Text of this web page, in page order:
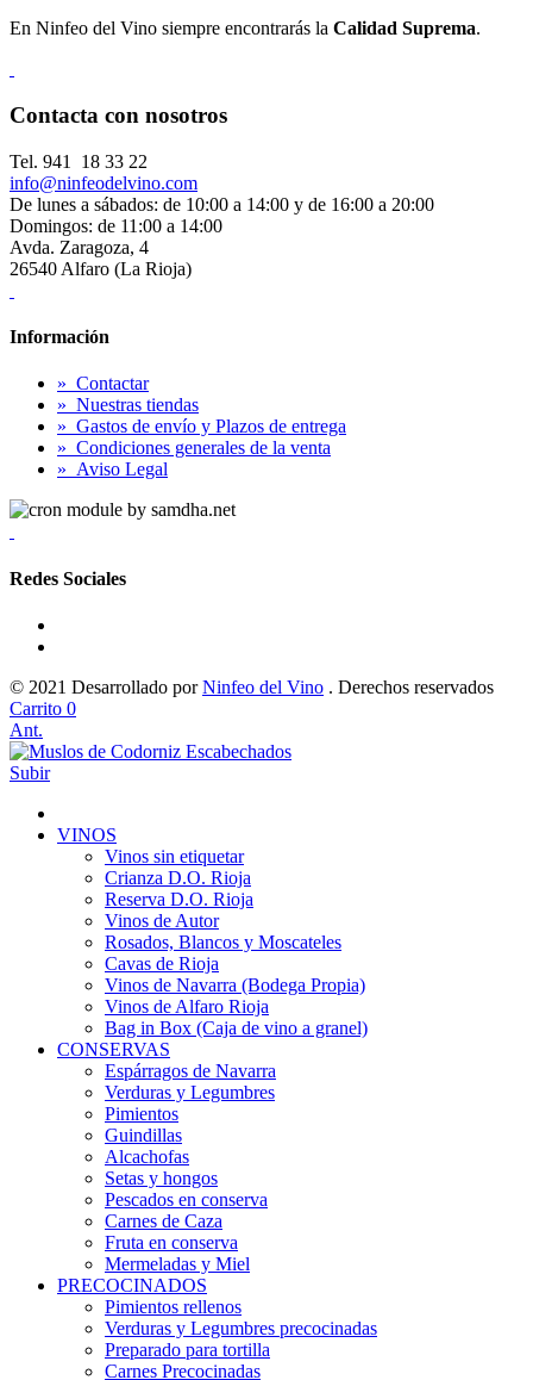
En Ninfeo del Vino siempre encontrarás la Calidad Suprema.
Contacta con nosotros
Tel. 941 18 33 22
info@ninfeodelvino.com
De lunes a sábados: de 10:00 a 14:00 y de 16:00 a 20:00
Domingos: de 11:00 a 14:00
Avda. Zaragoza, 4
26540 Alfaro (La Rioja)
Información
» Contactar
» Nuestras tiendas
» Gastos de envío y Plazos de entrega
» Condiciones generales de la venta
» Aviso Legal
Redes Sociales
© 2021 Desarrollado porNinfeo del Vino . Derechos reservados
Carrito 0
Ant.
Subir
VINOS
Vinos sin etiquetar
Crianza D.O. Rioja
Reserva D.O. Rioja
Vinos de Autor
Rosados, Blancos y Moscateles
Cavas de Rioja
Vinos de Navarra (Bodega Propia)
Vinos de Alfaro Rioja
Bag in Box (Caja de vino a granel)
CONSERVAS
Espárragos de Navarra
Verduras y Legumbres
Pimientos
Guindillas
Alcachofas
Setas y hongos
Pescados en conserva
Carnes de Caza
Fruta en conserva
Mermeladas y Miel
PRECOCINADOS
Pimientos rellenos
Verduras y Legumbres precocinadas
Preparado para tortilla
Carnes Precocinadas